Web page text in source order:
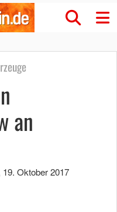
an
19. Oktober 2017